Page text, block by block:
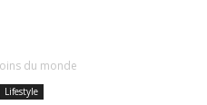
du monde
Lifestyle